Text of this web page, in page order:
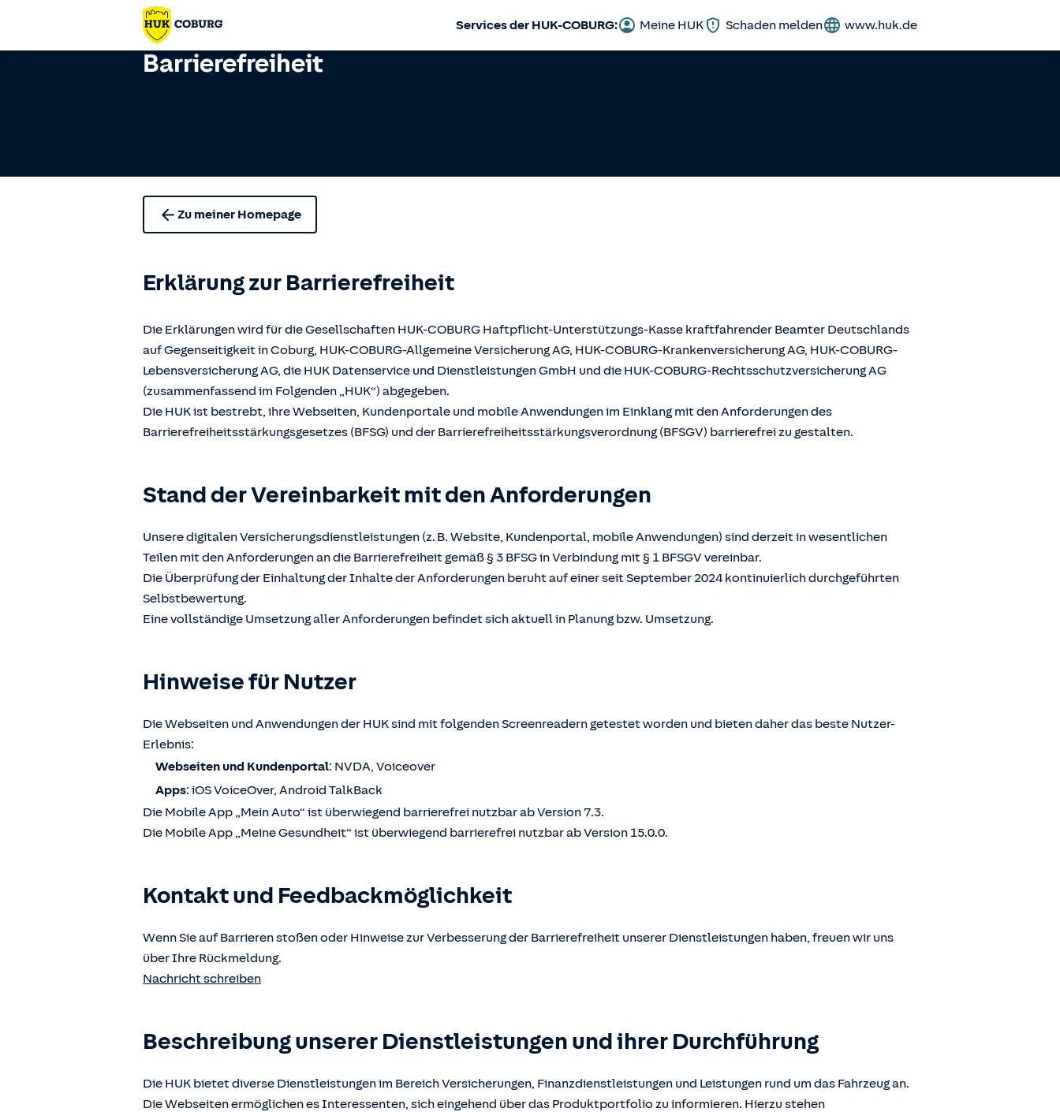
Services der HUK-COBURG: Meine HUK Schaden melden www.huk.de
Barrierefreiheit
Zu meiner Homepage
Erklärung zur Barrierefreiheit
Die Erklärungen wird für die Gesellschaften HUK-COBURG Haftpflicht-Unterstützungs-Kasse kraftfahrender Beamter Deutschlands
auf Gegenseitigkeit in Coburg, HUK-COBURG-Allgemeine Versicherung AG, HUK-COBURG-Krankenversicherung AG, HUK-COBURG-
Lebensversicherung AG, die HUK Datenservice und Dienstleistungen GmbH und die HUK-COBURG-Rechtsschutzversicherung AG
(zusammenfassend im Folgenden „HUK“) abgegeben.
Die HUK ist bestrebt, ihre Webseiten, Kundenportale und mobile Anwendungen im Einklang mit den Anforderungen des
Barrierefreiheitsstärkungsgesetzes (BFSG) und der Barrierefreiheitsstärkungsverordnung (BFSGV) barrierefrei zu gestalten.
Stand der Vereinbarkeit mit den Anforderungen
Unsere digitalen Versicherungsdienstleistungen (z. B. Website, Kundenportal, mobile Anwendungen) sind derzeit in wesentlichen
Teilen mit den Anforderungen an die Barrierefreiheit gemäß § 3 BFSG in Verbindung mit § 1 BFSGV vereinbar.
Die Überprüfung der Einhaltung der Inhalte der Anforderungen beruht auf einer seit September 2024 kontinuierlich durchgeführten
Selbstbewertung.
Eine vollständige Umsetzung aller Anforderungen befindet sich aktuell in Planung bzw. Umsetzung.
Hinweise für Nutzer
Die Webseiten und Anwendungen der HUK sind mit folgenden Screenreadern getestet worden und bieten daher das beste Nutzer-
Erlebnis:
Webseiten und Kundenportal: NVDA, Voiceover
Apps: iOS VoiceOver, Android TalkBack
Die Mobile App „Mein Auto“ ist überwiegend barrierefrei nutzbar ab Version 7.3.
Die Mobile App „Meine Gesundheit“ ist überwiegend barrierefrei nutzbar ab Version 15.0.0.
Kontakt und Feedbackmöglichkeit
Wenn Sie auf Barrieren stoßen oder Hinweise zur Verbesserung der Barrierefreiheit unserer Dienstleistungen haben, freuen wir uns
über Ihre Rückmeldung.
Nachricht schreiben
Beschreibung unserer Dienstleistungen und ihrer Durchführung
Die HUK bietet diverse Dienstleistungen im Bereich Versicherungen, Finanzdienstleistungen und Leistungen rund um das Fahrzeug an.
Die Webseiten ermöglichen es Interessenten, sich eingehend über das Produktportfolio zu informieren. Hierzu stehen